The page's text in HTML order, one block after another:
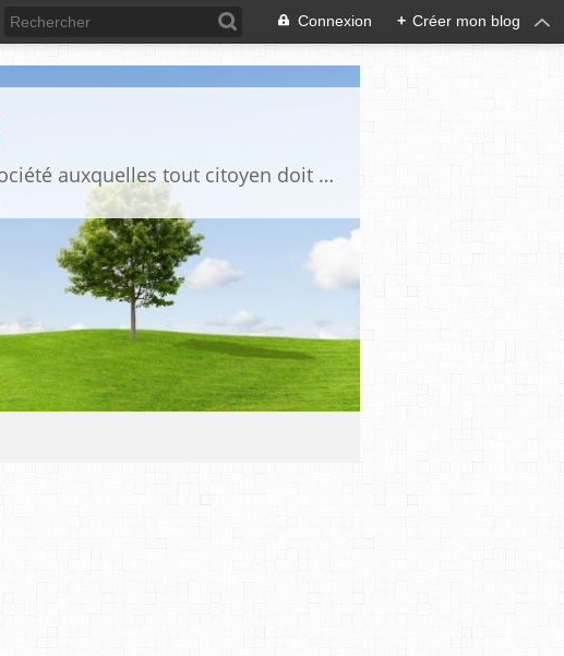
Connexion + Créer mon blog
Ce blog est destiné à stimuler l'intérêt du lecteur pour des questions de société auxquelles tout citoyen doit être en mesure d'apporter des réponses, individuelles ou collectives, en conscience et en responsabilité !